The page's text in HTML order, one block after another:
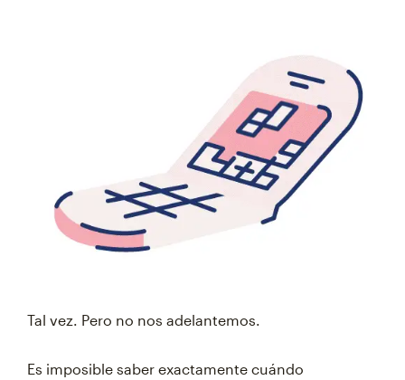
Tal vez. Pero no nos adelantemos.
Es imposible saber exactamente cuándo